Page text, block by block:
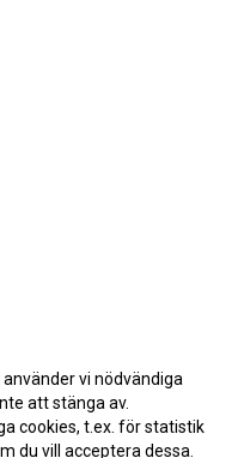
vi nödvändiga
att stänga av.
cookies, t.ex. för statistik
du vill acceptera dessa.